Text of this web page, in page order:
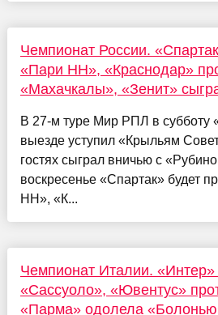
Чемпионат России.
«Пари НН», «Краснодар»
«Махачкалы», «Зенит»
В 27-м туре Мир РПЛ в субботу
выезде уступил «Крыльям
гостях сыграл вничью с
воскресенье «Спартак» будет
НН», «К...
Чемпионат Италии. «Интер»
«Сассуоло», «Ювентус»
«Парма» одолела